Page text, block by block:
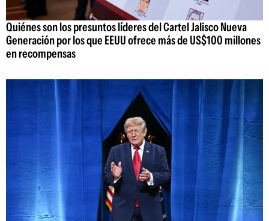
Quiénes son los presuntos líderes del Cartel Jalisco Nueva
Generación por los que EEUU ofrece más de US$100 millones
en recompensas